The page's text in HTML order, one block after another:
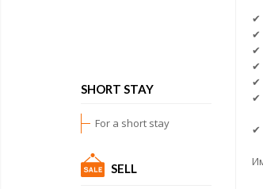
SHORT STAY
For a short stay
SELL
✔
✔
✔
✔
✔
✔
✔